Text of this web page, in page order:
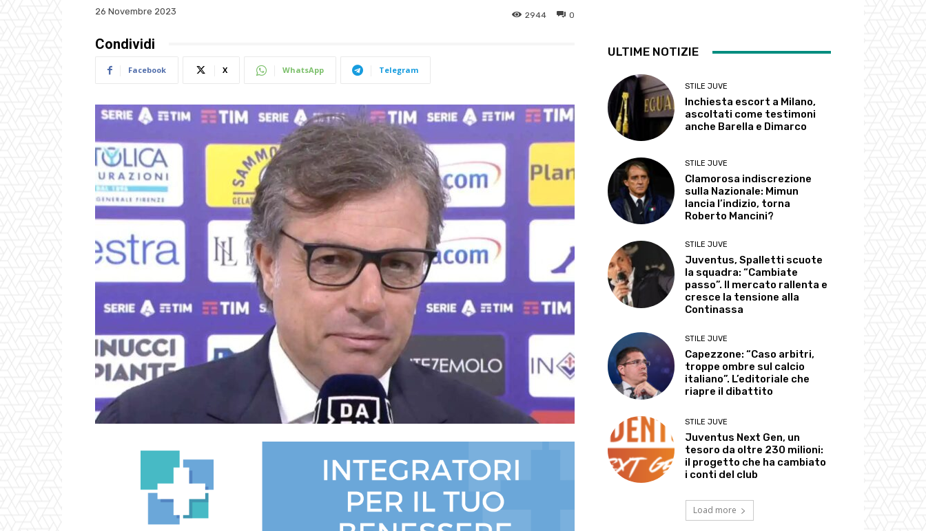
26 Novembre 2023 0
2944
Condividi
Facebook X WhatsApp Telegram
ULTIME NOTIZIE
STILE JUVE
Inchiesta escort a Milano,
ascoltati come testimoni
anche Barella e Dimarco
STILE JUVE
Clamorosa indiscrezione
sulla Nazionale: Mimun
lancia l’indizio, torna
Roberto Mancini?
STILE JUVE
Juventus, Spalletti scuote
la squadra: “Cambiate
passo”. Il mercato rallenta e
cresce la tensione alla
Continassa
STILE JUVE
Capezzone: “Caso arbitri,
troppe ombre sul calcio
italiano”. L’editoriale che
riapre il dibattito
STILE JUVE
Juventus Next Gen, un
tesoro da oltre 230 milioni:
il progetto che ha cambiato
i conti del club
Load more